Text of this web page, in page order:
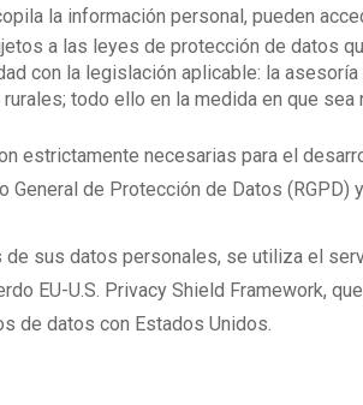
la información personal, pueden
a las leyes de protección de datos
con la legislación aplicable: la
todo ello en la medida en que
estrictamente necesarias para el
General de Protección de Datos
sus datos personales, se utiliza el
EU-U.S. Privacy Shield Framework,
de datos con Estados Unidos.